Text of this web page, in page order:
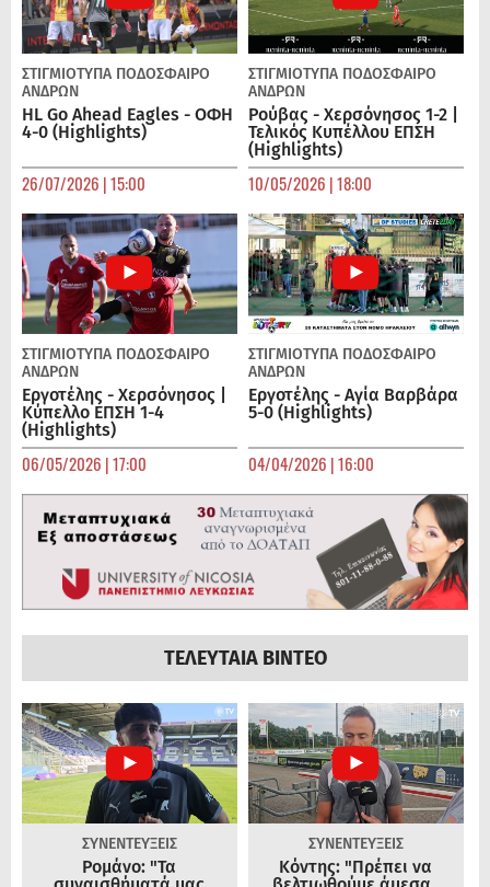
ΣΤΙΓΜΙΟΤΥΠΑ ΠΟΔΌΣΦΑΙΡΟ
ΑΝΔΡΏΝ
HL Go Ahead Eagles - ΟΦΗ
4-0 (Highlights)
26/07/2026 | 15:00
ΣΤΙΓΜΙΟΤΥΠΑ ΠΟΔΌΣΦΑΙΡΟ
ΑΝΔΡΏΝ
Ρούβας - Χερσόνησος 1-2 |
Τελικός Κυπέλλου ΕΠΣΗ
(Highlights)
10/05/2026 | 18:00
ΣΤΙΓΜΙΟΤΥΠΑ ΠΟΔΌΣΦΑΙΡΟ
ΑΝΔΡΏΝ
Εργοτέλης - Χερσόνησος |
Κύπελλο ΕΠΣΗ 1-4
(Highlights)
06/05/2026 | 17:00
ΣΤΙΓΜΙΟΤΥΠΑ ΠΟΔΌΣΦΑΙΡΟ
ΑΝΔΡΏΝ
Εργοτέλης - Αγία Βαρβάρα
5-0 (Highlights)
04/04/2026 | 16:00
ΤΕΛΕΥΤΑΙΑ ΒΙΝΤΕΟ
ΣΥΝΕΝΤΕΥΞΕΙΣ
Ρομάνο: "Τα
ΣΥΝΕΝΤΕΥΞΕΙΣ
Κόντης: "Πρέπει να